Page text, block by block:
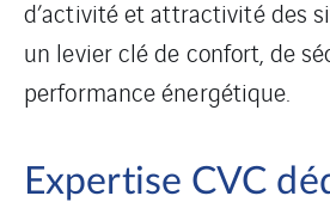
d’activité et attractivité des
un levier clé de confort, de
performance énergétique.
Expertise CVC